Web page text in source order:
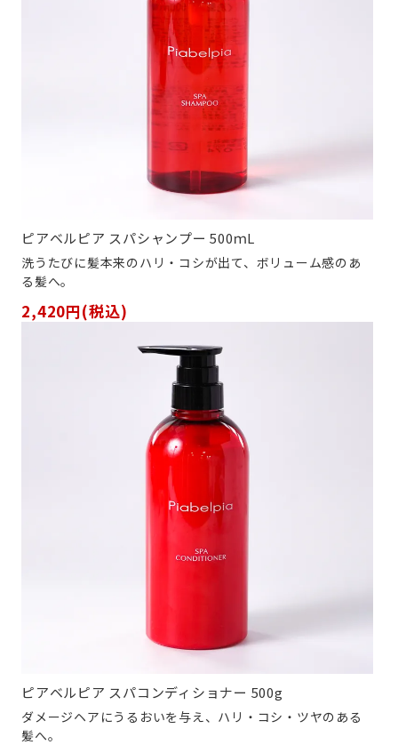
ピアベルピア スパシャンプー 500ｍL
洗うたびに髪本来のハリ・コシが出て、ボリューム感のあ
る髪へ。
2,420円(税込)
ピアベルピア スパコンディショナー 500g
ダメージヘアにうるおいを与え、ハリ・コシ・ツヤのある
髪へ。